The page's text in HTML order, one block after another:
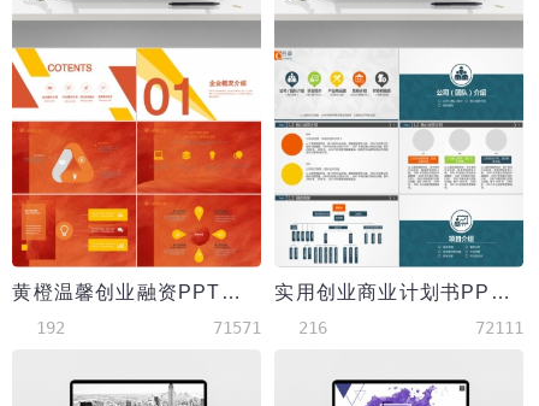
黄橙温馨创业融资PPT模板
192 71571
实用创业商业计划书PPT模板
216 72111